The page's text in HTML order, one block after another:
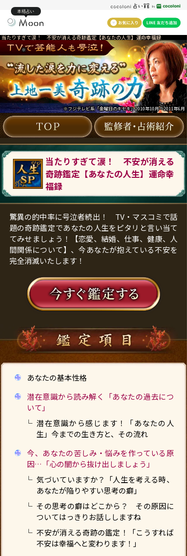
本格占い
当たりすぎて涙！ 不安が消える奇跡鑑定【あなたの人生】運命幸福録
※
※フジテレビ系「金曜日のキセキ」2010年10月～2011年6月
当たりすぎて涙！ 不安が消える
奇跡鑑定【あなたの人生】運命幸
福録
驚異の的中率に号泣者続出！ TV・マスコミで話
題の奇跡鑑定であなたの人生をピタリと言い当て
てみせましょう！【恋愛、結婚、仕事、健康、人
間関係について】、今あなたが抱えている不安を
完全消滅いたします！
あなたの基本性格
潜在意識から読み解く「あなたの過去につ
いて」
潜在意識から感じます！「あなたの人
生」今までの生き方と、その流れ
今、あなたの苦しみ・悩みを作っている原
因…「心の闇から抜け出しましょう」
気づいていますか？「人生を考える時、
あなたが陥りやすい思考の癖」
その思考の癖はどこから？ その原因に
ついてはっきりお話ししますね
不安が消える奇跡の鑑定！「こうすれば
不安は幸福へと変わります！」